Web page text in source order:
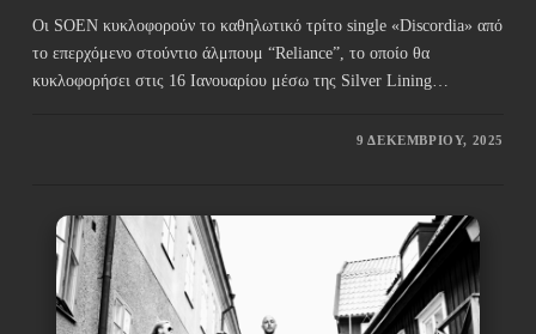
Οι SOEN κυκλοφορούν το καθηλωτικό τρίτο single «Discordia» από
το επερχόμενο στούντιο άλμπουμ “Reliance”, το οποίο θα
κυκλοφορήσει στις 16 Ιανουαρίου μέσω της Silver Lining…
9 ΔΕΚΕΜΒΡΊΟΥ, 2025